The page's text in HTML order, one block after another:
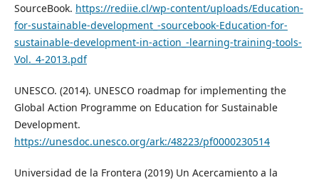
SourceBook. https://rediie.cl/wp-content/uploads/Education-
for-sustainable-development_-sourcebook-Education-for-
sustainable-development-in-action_-learning-training-tools-
Vol._4-2013.pdf
UNESCO. (2014). UNESCO roadmap for implementing the
Global Action Programme on Education for Sustainable
Development.
https://unesdoc.unesco.org/ark:/48223/pf0000230514
Universidad de la Frontera (2019) Un Acercamiento a la